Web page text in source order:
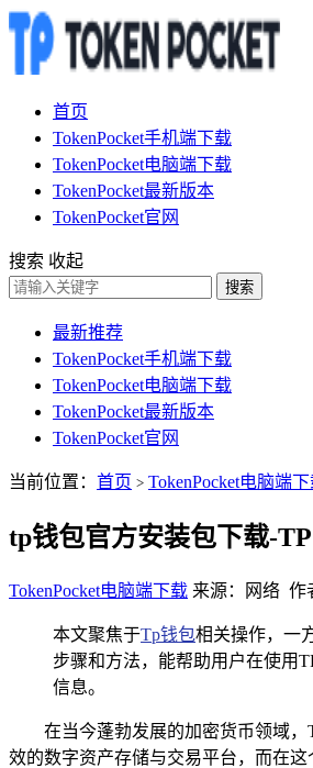
首页
TokenPocket手机端下载
TokenPocket电脑端下载
TokenPocket最新版本
TokenPocket官网
搜索 收起
搜索
最新推荐
TokenPocket手机端下载
TokenPocket电脑端下载
TokenPocket最新版本
TokenPocket官网
当前位置： 首页 > TokenPocket电脑端
tp钱包官方安装包下载-
TokenPocket电脑端下载 来源：网络 作
本文聚焦于Tp钱包相关操作，一
步骤和方法，能帮助用户在使用
信息。
在当今蓬勃发展的加密货币领域
效的数字资产存储与交易平台，而在